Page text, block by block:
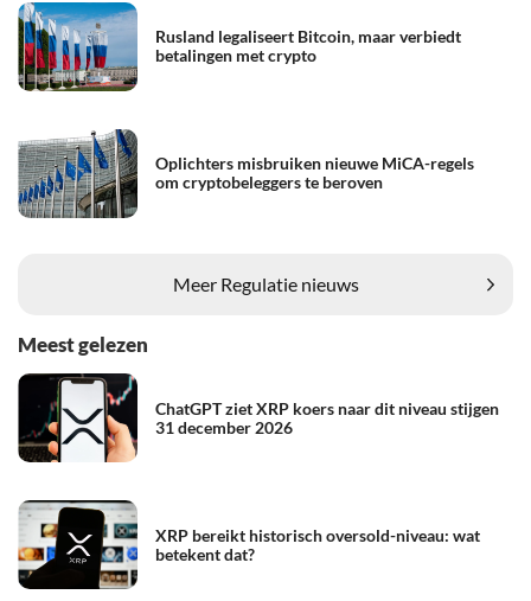
Rusland legaliseert Bitcoin, maar verbiedt
betalingen met crypto
Oplichters misbruiken nieuwe MiCA-regels
om cryptobeleggers te beroven
Meer Regulatie nieuws
Meest gelezen
ChatGPT ziet XRP koers naar dit niveau stijgen
31 december 2026
XRP bereikt historisch oversold-niveau: wat
betekent dat?